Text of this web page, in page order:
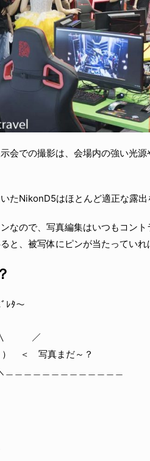
会での撮影は、会場内の強い光
たNikonD5はほとんど適正な露出
なので、写真編集はいつもコン
と、被写体にピンが当たってい
～
￣￣￣￣￣￣￣￣￣￣￣
） ＜ 写真まだ～？
＿＿＿＿＿＿＿＿＿＿＿